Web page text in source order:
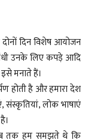
दिन विशेष आयोजन
उनके लिए कपड़े आदि
मनाते हैं।
होती है और हमारा देश
संस्कृतियां, लोक भाषाएं
तक हम समझते थे कि